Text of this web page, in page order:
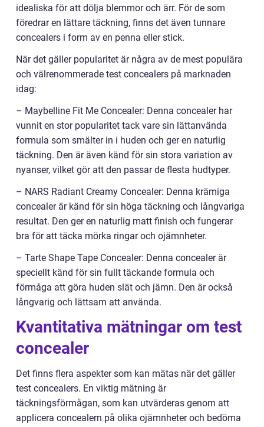
idealiska för att dölja blemmor och ärr. För de som
föredrar en lättare täckning, finns det även tunnare
concealers i form av en penna eller stick.
När det gäller popularitet är några av de mest populära
och välrenommerade test concealers på marknaden
idag:
– Maybelline Fit Me Concealer: Denna concealer har
vunnit en stor popularitet tack vare sin lättanvända
formula som smälter in i huden och ger en naturlig
täckning. Den är även känd för sin stora variation av
nyanser, vilket gör att den passar de flesta hudtyper.
– NARS Radiant Creamy Concealer: Denna krämiga
concealer är känd för sin höga täckning och långvariga
resultat. Den ger en naturlig matt finish och fungerar
bra för att täcka mörka ringar och ojämnheter.
– Tarte Shape Tape Concealer: Denna concealer är
speciellt känd för sin fullt täckande formula och
förmåga att göra huden slät och jämn. Den är också
långvarig och lättsam att använda.
Kvantitativa mätningar om test
concealer
Det finns flera aspekter som kan mätas när det gäller
test concealers. En viktig mätning är
täckningsförmågan, som kan utvärderas genom att
applicera concealern på olika ojämnheter och bedöma